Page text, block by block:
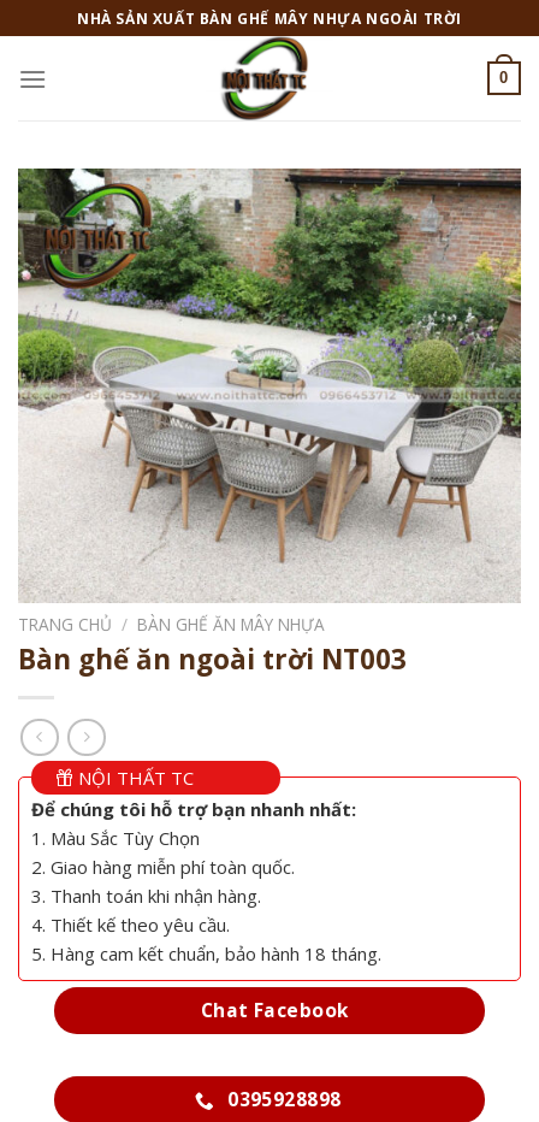
to
content
NHÀ SẢN XUẤT BÀN GHẾ MÂY NHỰA NGOÀI TRỜI
0
TRANG CHỦ / BÀN GHẾ ĂN MÂY NHỰA
Bàn ghế ăn ngoài trời NT003
NỘI THẤT TC
Để chúng tôi hỗ trợ bạn nhanh nhất:
1. Màu Sắc Tùy Chọn
2. Giao hàng miễn phí toàn quốc.
3. Thanh toán khi nhận hàng.
4. Thiết kế theo yêu cầu.
5. Hàng cam kết chuẩn, bảo hành 18 tháng.
Chat Facebook
0395928898